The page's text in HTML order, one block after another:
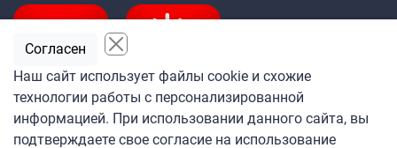
Подпишитесь
на ежедневную рассылку
Наш сайт использует файлы cookie и схожие
технологии работы с персонализированной
информацией. При использовании данного сайта, вы
подтверждаете свое согласие на использование
Согласен